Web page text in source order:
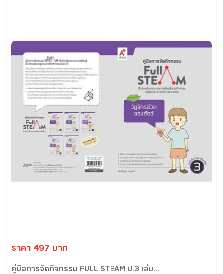
ราคา 497 บาท
คู่มือการจัดกิจกรรม FULL STEAM ป.3 เล่ม...